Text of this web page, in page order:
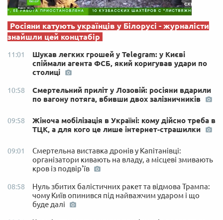
Росіяни катують українців у Білорусі - журналісти
знайшли цей концтабір
11:01
Шукав легких грошей у Telegram: у Києві
спіймали агента ФСБ, який коригував удари по
столиці
10:58
Смертельний приліт у Лозовій: росіяни вдарили
по вагону потяга, вбивши двох залізничників
09:58
Жіноча мобілізація в Україні: кому дійсно треба в
ТЦК, а для кого це лише інтернет-страшилки
09:01
Смертельна виставка дронів у Капітанівці:
організатори кивають на владу, а місцеві змивають
кров із подвір'їв
08:58
Нуль збитих балістичних ракет та відмова Трампа:
чому Київ опинився під найважчим ударом і що
буде далі